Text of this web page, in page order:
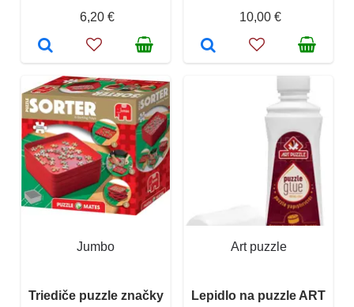
6,20 €
10,00 €
Jumbo
Triediče puzzle značky
Art puzzle
Lepidlo na puzzle ART